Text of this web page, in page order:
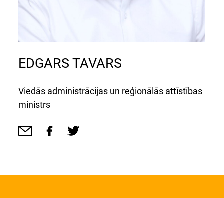
EDGARS TAVARS
Viedās administrācijas un reģionālās attīstības
ministrs